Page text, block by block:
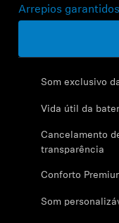
Suporte
Arrepios
Som exclusivo
Vida útil da
Cancelamento
transparência
Conforto
Som